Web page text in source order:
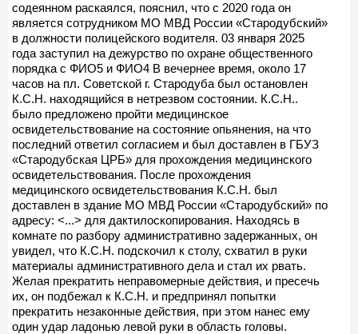
содеянном раскаялся, пояснил, что с 2020 года он
является сотрудником МО МВД России «Стародубский»
в должности полицейского водителя. 03 января 2025
года заступил на дежурство по охране общественного
порядка с ФИО5 и ФИО4 В вечернее время, около 17
часов на пл. Советской г. Стародуба был остановлен
К.С.Н. находящийся в нетрезвом состоянии. К.С.Н..
было предложено пройти медицинское
освидетельствование на состояние опьянения, на что
последний ответил согласием и был доставлен в ГБУЗ
«Стародубская ЦРБ» для прохождения медицинского
освидетельствования. После прохождения
медицинского освидетельствования К.С.Н. был
доставлен в здание МО МВД России «Стародубский» по
адресу: <...> для дактилоскопирования. Находясь в
комнате по разбору административно задержанных, он
увидел, что К.С.Н. подскочил к столу, схватил в руки
материалы административного дела и стал их рвать.
Желая прекратить неправомерные действия, и пресечь
их, он подбежал к К.С.Н. и предпринял попытки
прекратить незаконные действия, при этом нанес ему
один удар ладонью левой руки в область головы.